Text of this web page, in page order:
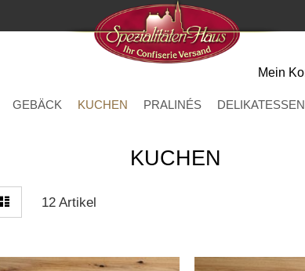
Mein
GEBÄCK KUCHEN PRALINÉS DELIKATESSEN
KUCHEN
12Artikel